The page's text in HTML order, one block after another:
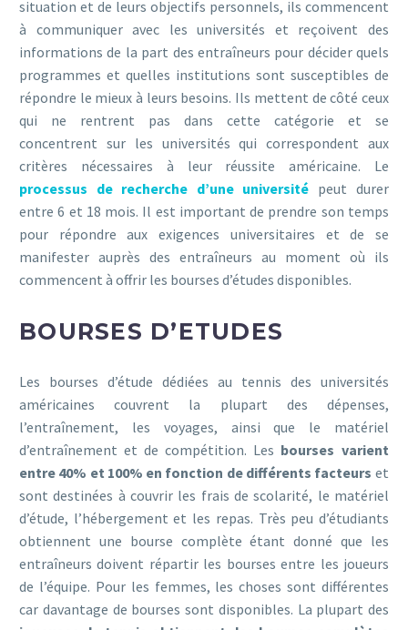
situation et de leurs objectifs personnels, ils commencent
à communiquer avec les universités et reçoivent des
informations de la part des entraîneurs pour décider quels
programmes et quelles institutions sont susceptibles de
répondre le mieux à leurs besoins. Ils mettent de côté ceux
qui ne rentrent pas dans cette catégorie et se
concentrent sur les universités qui correspondent aux
critères nécessaires à leur réussite américaine. Le
processus de recherche d’une université peut durer
entre 6 et 18 mois. Il est important de prendre son temps
pour répondre aux exigences universitaires et de se
manifester auprès des entraîneurs au moment où ils
commencent à offrir les bourses d’études disponibles.
BOURSES D’ETUDES
Les bourses d’étude dédiées au tennis des universités
américaines couvrent la plupart des dépenses,
l’entraînement, les voyages, ainsi que le matériel
d’entraînement et de compétition. Les bourses varient
entre 40% et 100% en fonction de différents facteurs et
sont destinées à couvrir les frais de scolarité, le matériel
d’étude, l’hébergement et les repas. Très peu d’étudiants
obtiennent une bourse complète étant donné que les
entraîneurs doivent répartir les bourses entre les joueurs
de l’équipe. Pour les femmes, les choses sont différentes
car davantage de bourses sont disponibles. La plupart des